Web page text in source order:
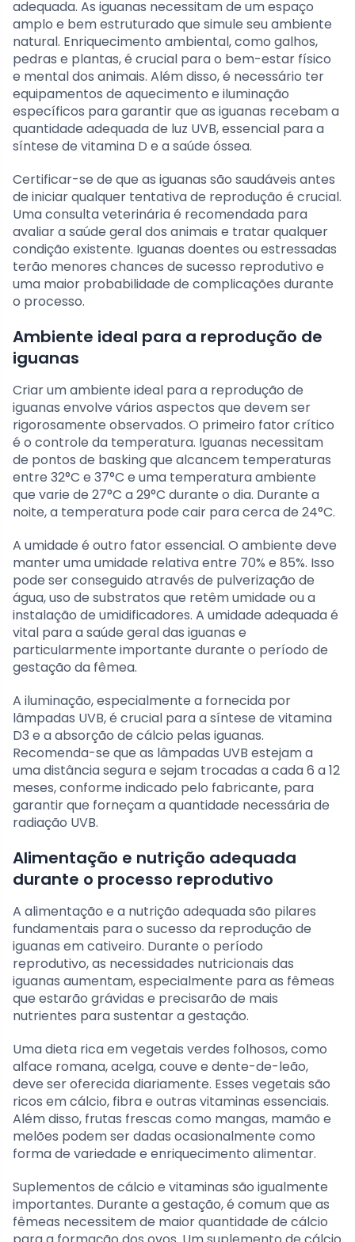
adequada. As iguanas necessitam de um espaço
amplo e bem estruturado que simule seu ambiente
natural. Enriquecimento ambiental, como galhos,
pedras e plantas, é crucial para o bem-estar físico
e mental dos animais. Além disso, é necessário ter
equipamentos de aquecimento e iluminação
específicos para garantir que as iguanas recebam a
quantidade adequada de luz UVB, essencial para a
síntese de vitamina D e a saúde óssea.
Certificar-se de que as iguanas são saudáveis antes
de iniciar qualquer tentativa de reprodução é crucial.
Uma consulta veterinária é recomendada para
avaliar a saúde geral dos animais e tratar qualquer
condição existente. Iguanas doentes ou estressadas
terão menores chances de sucesso reprodutivo e
uma maior probabilidade de complicações durante
o processo.
Ambiente ideal para a reprodução de
iguanas
Criar um ambiente ideal para a reprodução de
iguanas envolve vários aspectos que devem ser
rigorosamente observados. O primeiro fator crítico
é o controle da temperatura. Iguanas necessitam
de pontos de basking que alcancem temperaturas
entre 32°C e 37°C e uma temperatura ambiente
que varie de 27°C a 29°C durante o dia. Durante a
noite, a temperatura pode cair para cerca de 24°C.
A umidade é outro fator essencial. O ambiente deve
manter uma umidade relativa entre 70% e 85%. Isso
pode ser conseguido através de pulverização de
água, uso de substratos que retêm umidade ou a
instalação de umidificadores. A umidade adequada é
vital para a saúde geral das iguanas e
particularmente importante durante o período de
gestação da fêmea.
A iluminação, especialmente a fornecida por
lâmpadas UVB, é crucial para a síntese de vitamina
D3 e a absorção de cálcio pelas iguanas.
Recomenda-se que as lâmpadas UVB estejam a
uma distância segura e sejam trocadas a cada 6 a 12
meses, conforme indicado pelo fabricante, para
garantir que forneçam a quantidade necessária de
radiação UVB.
Alimentação e nutrição adequada
durante o processo reprodutivo
A alimentação e a nutrição adequada são pilares
fundamentais para o sucesso da reprodução de
iguanas em cativeiro. Durante o período
reprodutivo, as necessidades nutricionais das
iguanas aumentam, especialmente para as fêmeas
que estarão grávidas e precisarão de mais
nutrientes para sustentar a gestação.
Uma dieta rica em vegetais verdes folhosos, como
alface romana, acelga, couve e dente-de-leão,
deve ser oferecida diariamente. Esses vegetais são
ricos em cálcio, fibra e outras vitaminas essenciais.
Além disso, frutas frescas como mangas, mamão e
melões podem ser dadas ocasionalmente como
forma de variedade e enriquecimento alimentar.
Suplementos de cálcio e vitaminas são igualmente
importantes. Durante a gestação, é comum que as
fêmeas necessitem de maior quantidade de cálcio